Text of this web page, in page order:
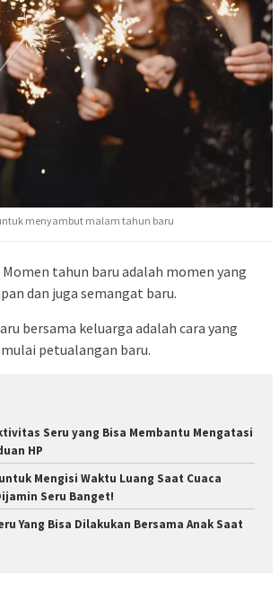
menyambut malam tahun baru
Momen tahun baru adalah momen yang
dan juga semangat baru.
bersama keluarga adalah cara yang
petualangan baru.
Seru yang Bisa Membantu Mengatasi
HP
Mengisi Waktu Luang Saat Cuaca
Seru Banget!
Yang Bisa Dilakukan Bersama Anak Saat